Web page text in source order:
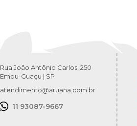
Rua João Antônio Carlos, 250
Embu-Guaçu | SP
atendimento@aruana.com.br
11 93087-9667